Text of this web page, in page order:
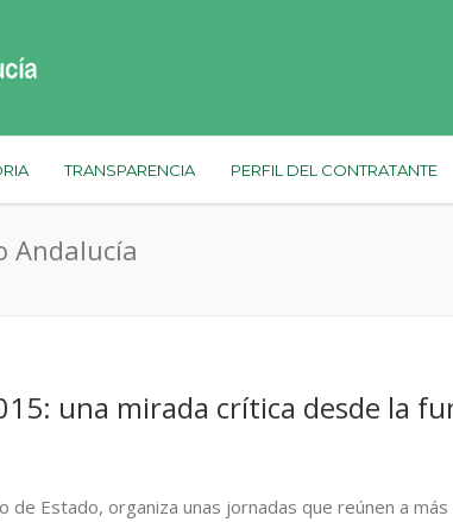
TRANSPARENCIA PERFIL DEL CONTRATANTE
Andalucía
una mirada crítica desde la
de Estado, organiza unas jornadas que reúnen a más